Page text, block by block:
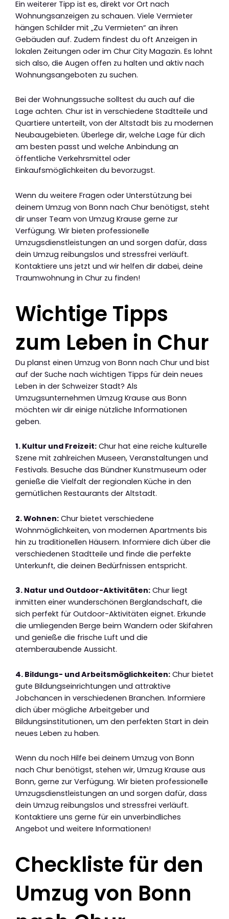
Ein weiterer Tipp ist es, direkt vor Ort nach
Wohnungsanzeigen zu schauen. Viele Vermieter
hängen Schilder mit „Zu Vermieten“ an ihren
Gebäuden auf. Zudem findest du oft Anzeigen in
lokalen Zeitungen oder im Chur City Magazin. Es lohnt
sich also, die Augen offen zu halten und aktiv nach
Wohnungsangeboten zu suchen.
Bei der Wohnungssuche solltest du auch auf die
Lage achten. Chur ist in verschiedene Stadtteile und
Quartiere unterteilt, von der Altstadt bis zu modernen
Neubaugebieten. Überlege dir, welche Lage für dich
am besten passt und welche Anbindung an
öffentliche Verkehrsmittel oder
Einkaufsmöglichkeiten du bevorzugst.
Wenn du weitere Fragen oder Unterstützung bei
deinem Umzug von Bonn nach Chur benötigst, steht
dir unser Team von Umzug Krause gerne zur
Verfügung. Wir bieten professionelle
Umzugsdienstleistungen an und sorgen dafür, dass
dein Umzug reibungslos und stressfrei verläuft.
Kontaktiere uns jetzt und wir helfen dir dabei, deine
Traumwohnung in Chur zu finden!
Wichtige Tipps
zum Leben in Chur
Du planst einen Umzug von Bonn nach Chur und bist
auf der Suche nach wichtigen Tipps für dein neues
Leben in der Schweizer Stadt? Als
Umzugsunternehmen Umzug Krause aus Bonn
möchten wir dir einige nützliche Informationen
geben.
1. Kultur und Freizeit: Chur hat eine reiche kulturelle
Szene mit zahlreichen Museen, Veranstaltungen und
Festivals. Besuche das Bündner Kunstmuseum oder
genieße die Vielfalt der regionalen Küche in den
gemütlichen Restaurants der Altstadt.
2. Wohnen: Chur bietet verschiedene
Wohnmöglichkeiten, von modernen Apartments bis
hin zu traditionellen Häusern. Informiere dich über die
verschiedenen Stadtteile und finde die perfekte
Unterkunft, die deinen Bedürfnissen entspricht.
3. Natur und Outdoor-Aktivitäten: Chur liegt
inmitten einer wunderschönen Berglandschaft, die
sich perfekt für Outdoor-Aktivitäten eignet. Erkunde
die umliegenden Berge beim Wandern oder Skifahren
und genieße die frische Luft und die
atemberaubende Aussicht.
4. Bildungs- und Arbeitsmöglichkeiten: Chur bietet
gute Bildungseinrichtungen und attraktive
Jobchancen in verschiedenen Branchen. Informiere
dich über mögliche Arbeitgeber und
Bildungsinstitutionen, um den perfekten Start in dein
neues Leben zu haben.
Wenn du noch Hilfe bei deinem Umzug von Bonn
nach Chur benötigst, stehen wir, Umzug Krause aus
Bonn, gerne zur Verfügung. Wir bieten professionelle
Umzugsdienstleistungen an und sorgen dafür, dass
dein Umzug reibungslos und stressfrei verläuft.
Kontaktiere uns gerne für ein unverbindliches
Angebot und weitere Informationen!
Checkliste für den
Umzug von Bonn